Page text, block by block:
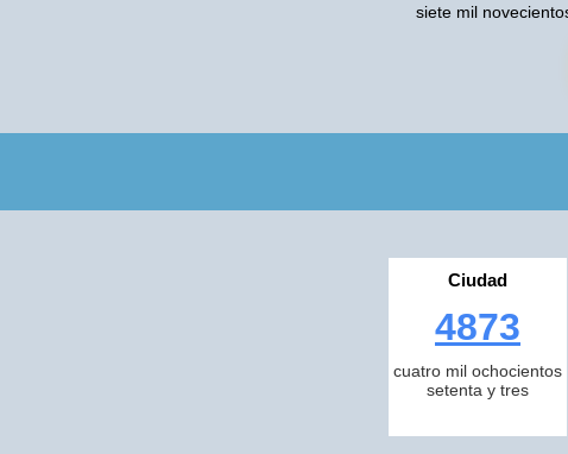
siete mil
Ciudad
4873
cuatro mil ochocientos
setenta y tres